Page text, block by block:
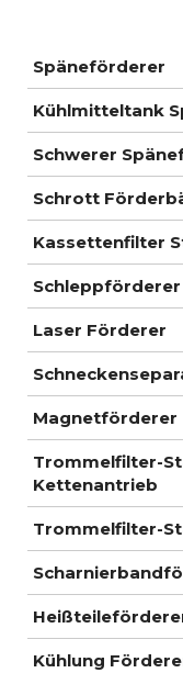
Späneförderer
Kühlmitteltank
Schwerer
Schrott
Kassettenfilter
Schleppförderer
Laser Förderer
Magnetförderer
Trommelfilter-
Kettenantrieb
Trommelfilter-
Kühlung